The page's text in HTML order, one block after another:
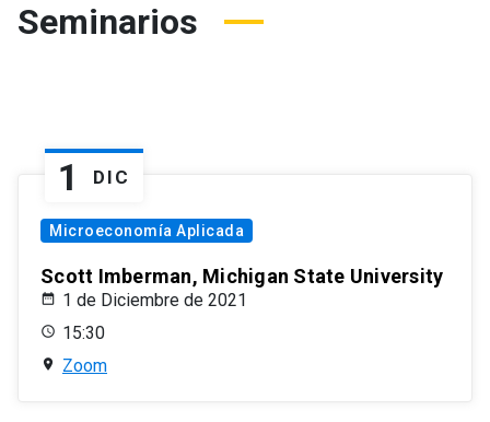
Seminarios
1 DIC
Microeconomía Aplicada
Scott Imberman, Michigan State University
1 de Diciembre de 2021
15:30
Zoom